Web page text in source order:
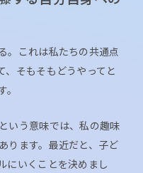
。これは私たちの共通点
、そもそもどうやってと
いう意味では、私の趣味
ります。最近だと、子ど
にいくことを決めまし